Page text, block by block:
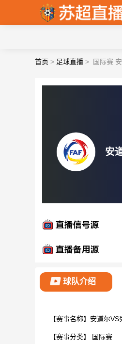
首页 > 足球直播 > 国际赛
安
球队介绍
【赛事名称】安道尔
【赛事分类】 国际赛